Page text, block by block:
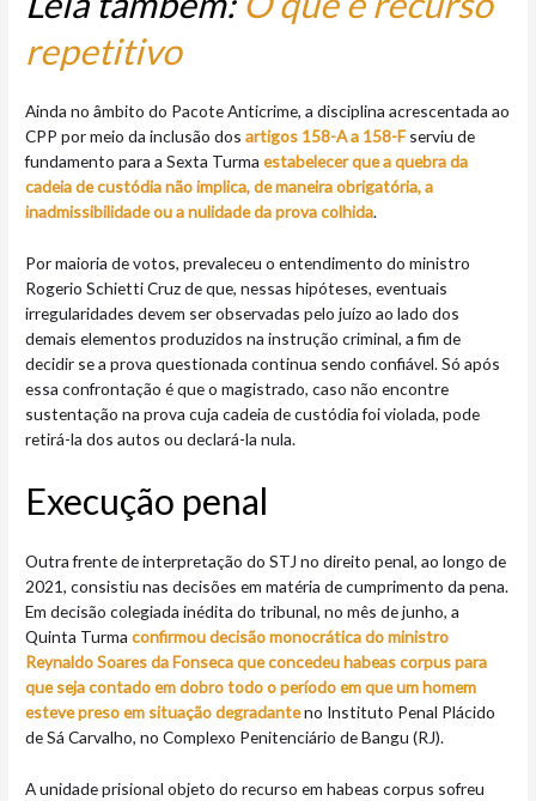
repetitivo
Ainda no âmbito do Pacote Anticrime, a disciplina acrescentada ao
CPP por meio da inclusão dosartigos 158-A a 158-F serviu de
fundamento para a Sexta Turmaestabelecer que a quebra da
cadeia de custódia não implica, de maneira obrigatória, a
inadmissibilidade ou a nulidade da prova colhida.
Por maioria de votos, prevaleceu o entendimento do ministro
Rogerio Schietti Cruz de que, nessas hipóteses, eventuais
irregularidades devem ser observadas pelo juízo ao lado dos
demais elementos produzidos na instrução criminal, a fim de
decidir se a prova questionada continua sendo confiável. Só após
essa confrontação é que o magistrado, caso não encontre
sustentação na prova cuja cadeia de custódia foi violada, pode
retirá-la dos autos ou declará-la nula.
Execução penal
Outra frente de interpretação do STJ no direito penal, ao longo de
2021, consistiu nas decisões em matéria de cumprimento da pena.
Em decisão colegiada inédita do tribunal, no mês de junho, a
Quinta Turmaconfirmou decisão monocrática do ministro
Reynaldo Soares da Fonseca que concedeu habeas corpus para
que seja contado em dobro todo o período em que um homem
esteve preso em situação degradanteno Instituto Penal Plácido
de Sá Carvalho, no Complexo Penitenciário de Bangu (RJ).
A unidade prisional objeto do recurso em habeas corpus sofreu